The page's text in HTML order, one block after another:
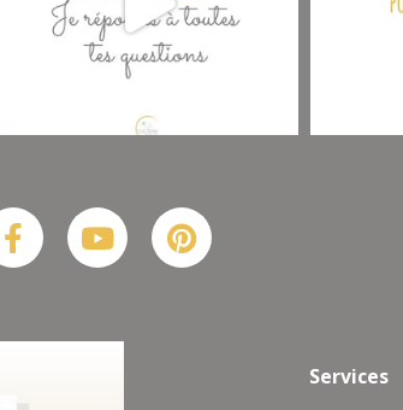
Facebook-
f
YoutubePinterest
Services